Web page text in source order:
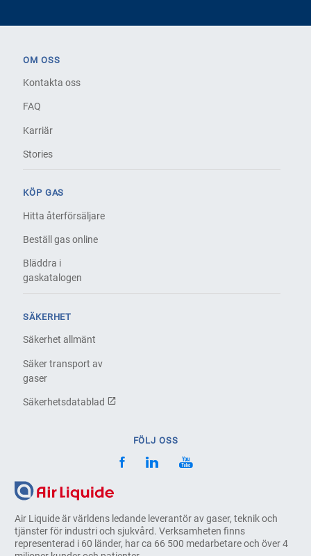
Air Liquide är världens ledande leverantör av gaser, teknik och
tjänster för industri och sjukvård. Verksamheten finns
representerad i 60 länder, har ca 66 500 medarbetare och över 4
OM OSS
Kontakta oss
FAQ
Karriär
Stories
KÖP GAS
Hitta återförsäljare
Beställ gas online
Bläddra i
gaskatalogen
SÄKERHET
Säkerhet allmänt
Säker transport av
gaser
Säkerhetsdatablad
FÖLJ OSS